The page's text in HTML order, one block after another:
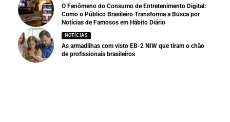
O Fenômeno do Consumo de Entretenimento Digital:
Como o Público Brasileiro Transforma a Busca por
Notícias de Famosos em Hábito Diário
NOTÍCIAS
As armadilhas com visto EB-2 NIW que tiram o chão
de profissionais brasileiros